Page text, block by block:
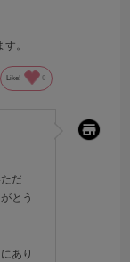
。
Like! 0
だ
とう
あり